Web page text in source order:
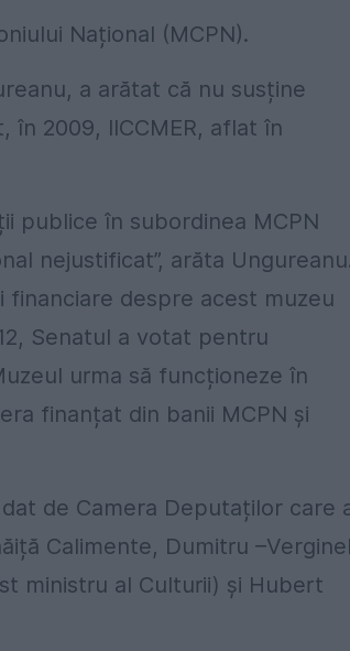
Național (MCPN).
a arătat că nu susține
în 2009, IICCMER, aflat în
publice în subordinea MCPN
nejustificat”, arăta
despre acest muzeu
Senatul a votat pentru
urma să funcționeze în
finanțat din banii MCPN și
de Camera Deputaților care
Calimente, Dumitru
ministru al Culturii) și Hubert